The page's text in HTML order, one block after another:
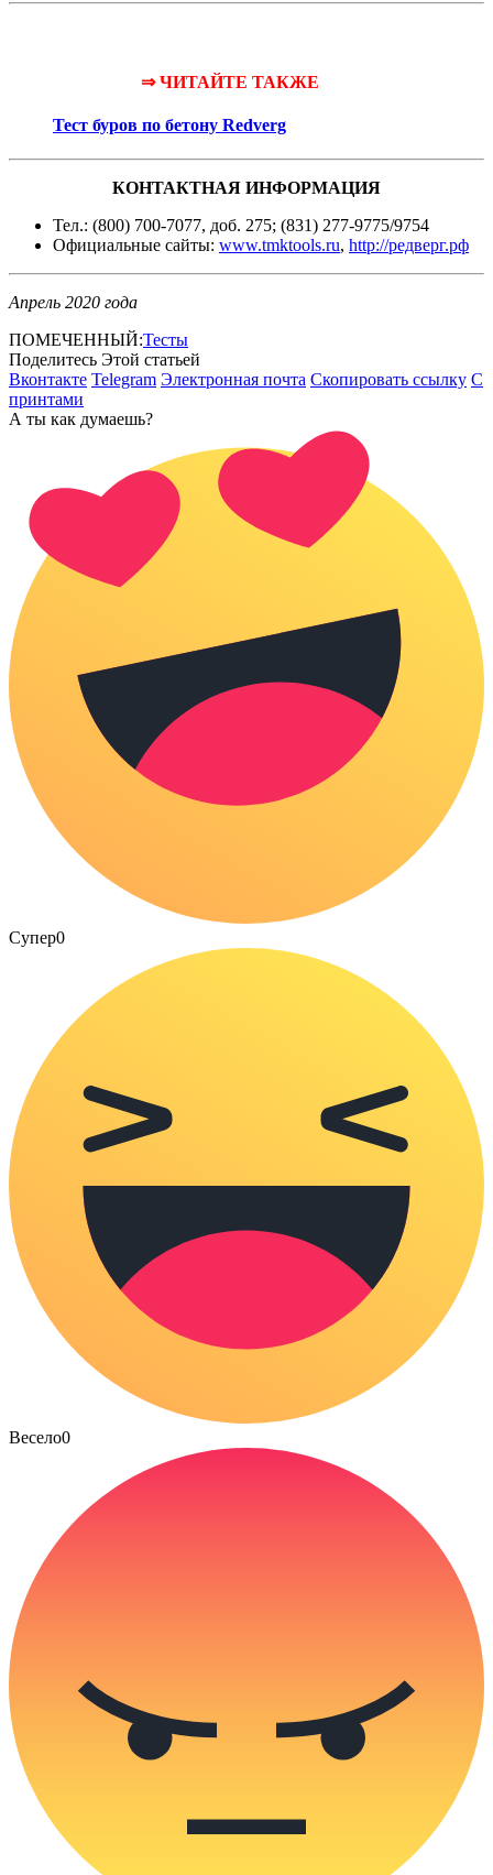
⇒ ЧИТАЙТЕ ТАКЖЕ
Тест буров по бетону Redverg
КОНТАКТНАЯ ИНФОРМАЦИЯ
Тел.: (800) 700-7077, доб. 275; (831) 277-9775/9754
Официальные сайты: www.tmktools.ru, http://редверг.рф
Апрель 2020 года
ПОМЕЧЕННЫЙ:Тесты
Поделитесь Этой статьей
Вконтакте Telegram Электронная почта Скопировать ссылку С
принтами
А ты как думаешь?
Супер0
Весело0